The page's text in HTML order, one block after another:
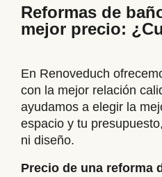
Reformas de
mejor precio:
En Renoveduch
con la mejor relación
ayudamos a elegir la
espacio y tu
ni diseño.
Precio de una reforma